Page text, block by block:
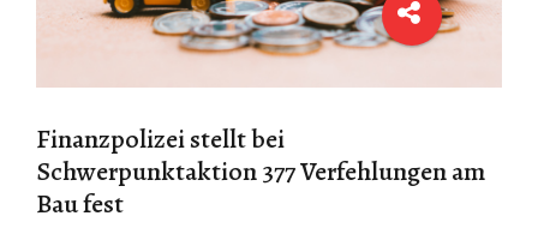
Finanzpolizei stellt bei
Schwerpunktaktion 377 Verfehlungen am
Bau fest